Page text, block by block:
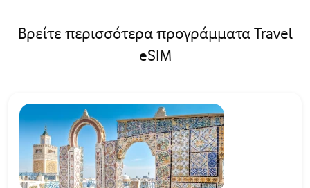
Βρείτε περισσότερα προγράμματα Travel
eSIM